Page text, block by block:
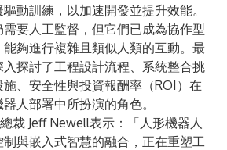
動訓練，以加速開發並提升效能。
要人工監督，但它們已成為協作型
夠進行複雜且類似人類的互動。最
入探討了工程設計流程、系統整合挑
、安全性與投資報酬率（ROI）在
人部署中所扮演的角色。
裁 Jeff Newell表示：「人形機器人
與嵌入式智慧的融合，正在重塑工